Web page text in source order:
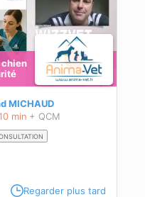
chien
MICHAUD
min + QCM
Regarder plus tard